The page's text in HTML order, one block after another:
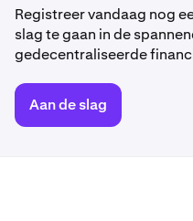
Registreer vandaag nog
slag te gaan in de
gedecentraliseerde
Aan de slag